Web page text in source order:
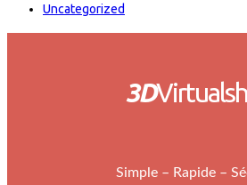
Uncategorized
3D
Simple – Rapide –